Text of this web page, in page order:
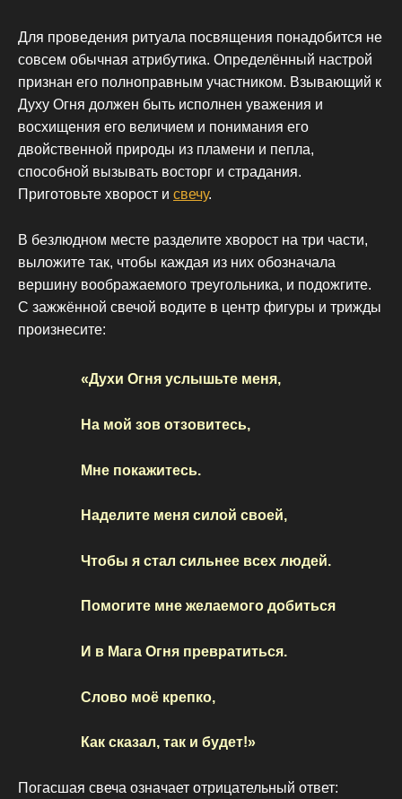
Для проведения ритуала посвящения понадобится не
совсем обычная атрибутика. Определённый настрой
признан его полноправным участником. Взывающий к
Духу Огня должен быть исполнен уважения и
восхищения его величием и понимания его
двойственной природы из пламени и пепла,
способной вызывать восторг и страдания.
Приготовьте хворост и свечу.
В безлюдном месте разделите хворост на три части,
выложите так, чтобы каждая из них обозначала
вершину воображаемого треугольника, и подожгите.
С зажжённой свечой водите в центр фигуры и трижды
произнесите:
«Духи Огня услышьте меня,
На мой зов отзовитесь,
Мне покажитесь.
Наделите меня силой своей,
Чтобы я стал сильнее всех людей.
Помогите мне желаемого добиться
И в Мага Огня превратиться.
Слово моё крепко,
Как сказал, так и будет!»
Погасшая свеча означает отрицательный ответ: